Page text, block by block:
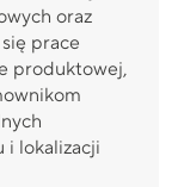
oraz
prace
produktowej,
i lokalizacji